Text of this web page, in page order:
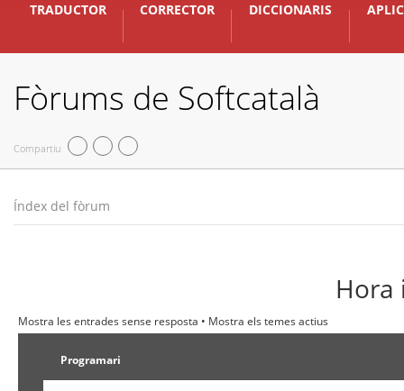
TRADUCTOR CORRECTOR DICCIONARIS
Fòrums de Softcatalà
Compartiu
Índex del fòrum
Hora
Mostra les entrades sense resposta • Mostra els temes actius
Programari